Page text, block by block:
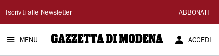
Gazzetta
di
Modena
Iscriviti alle Newsletter ABBONATI
MENU ACCEDI